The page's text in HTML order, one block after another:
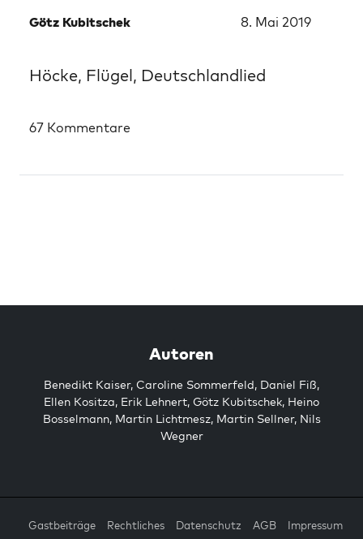
Götz Kubitschek 8. Mai 2019
Höcke, Flügel, Deutschlandlied
67 Kommentare
Autoren
Benedikt Kaiser, Caroline Sommerfeld, Daniel Fiß,
Ellen Kositza, Erik Lehnert, Götz Kubitschek, Heino
Bosselmann, Martin Lichtmesz, Martin Sellner, Nils
Wegner
Gastbeiträge Rechtliches Datenschutz AGB Impressum